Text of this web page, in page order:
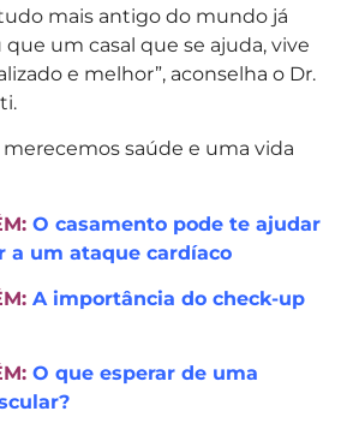
mais antigo do mundo já
um casal que se ajuda, vive
e melhor”, aconselha o Dr.
saúde e uma vida
O casamento pode te ajudar
a um ataque cardíaco
A importância do check-up
O que esperar de uma